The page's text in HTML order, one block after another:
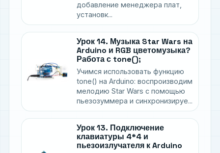
добавление менеджера плат,
установк...
Урок 14. Музыка Star Wars на
Arduino и RGB цветомузыка?
Работа с tone();
Учимся использовать функцию
tone() на Arduino: воспроизводим
мелодию Star Wars с помощью
пьезозуммера и синхронизируе...
Урок 13. Подключение
клавиатуры 4*4 и
пьезоизлучателя к Arduino